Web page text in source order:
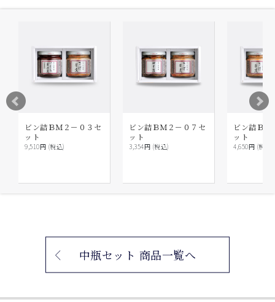
ビン詰ＢＭ２－０３セ
ット
9,510円 (税込)
ビン詰ＢＭ２－０７セ
ット
3,354円 (税込)
ビン詰ＢＭ
ット
4,650円 (税込)
中瓶セット 商品一覧へ